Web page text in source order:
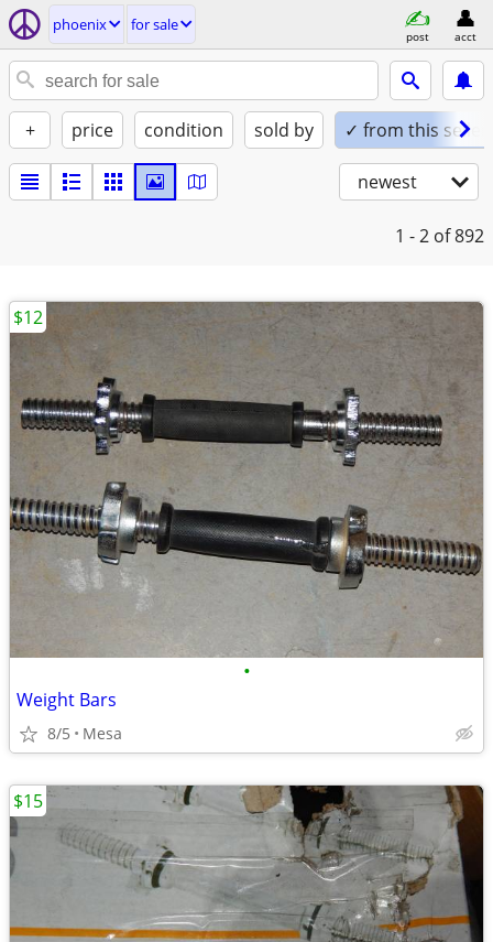
phoenix for sale
post acct
+ price condition sold by ✓ from this seller
newest
1 - 2 of 892
•
Weight Bars
8/5 Mesa
$12
$15